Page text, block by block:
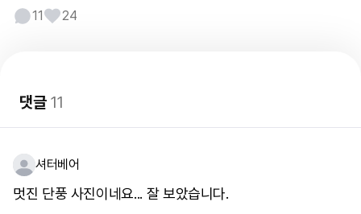
11 24
댓글11
셔터베어
멋진 단풍 사진이네요... 잘 보았습니다.